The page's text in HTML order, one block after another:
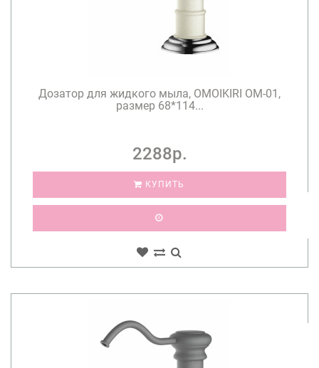
Дозатор для жидкого мыла, OMOIKIRI OM-01,
размер 68*114...
2288р.
КУПИТЬ